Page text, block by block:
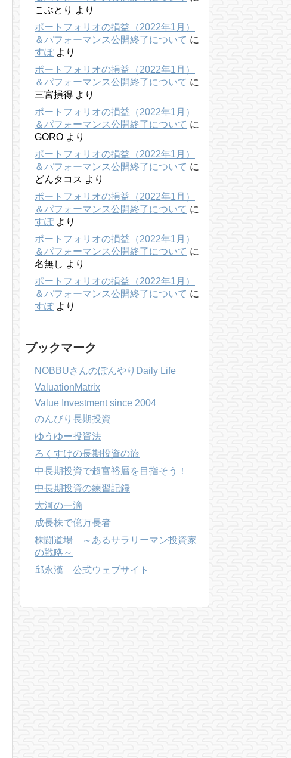
こぶとり より
ポートフォリオの損益（2022年1月）
＆パフォーマンス公開終了について に
すぽより
ポートフォリオの損益（2022年1月）
＆パフォーマンス公開終了について に
三宮損得 より
ポートフォリオの損益（2022年1月）
＆パフォーマンス公開終了について に
GORO より
ポートフォリオの損益（2022年1月）
＆パフォーマンス公開終了について に
どんタコス より
ポートフォリオの損益（2022年1月）
＆パフォーマンス公開終了について に
すぽより
ポートフォリオの損益（2022年1月）
＆パフォーマンス公開終了について に
名無し より
ポートフォリオの損益（2022年1月）
＆パフォーマンス公開終了について に
すぽより
ブックマーク
NOBBUさんのぼんやりDaily Life
ValuationMatrix
Value Investment since 2004
のんびり長期投資
ゆうゆー投資法
ろくすけの長期投資の旅
中長期投資で超富裕層を目指そう！
中長期投資の練習記録
大河の一滴
成長株で億万長者
株闘道場 ～あるサラリーマン投資家
の戦略～
邱永漢 公式ウェブサイト